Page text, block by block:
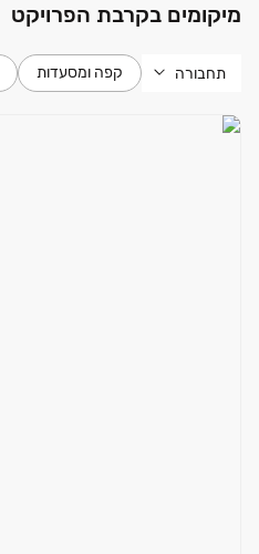
מיקומים בקרבת הפרויקט
תחבורה קפה ומסעדות